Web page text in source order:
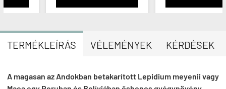
TERMÉKLEÍRÁS VÉLEMÉNYEK KÉRDÉSEK
A magasan az Andokban betakarított Lepidium meyenii vagy